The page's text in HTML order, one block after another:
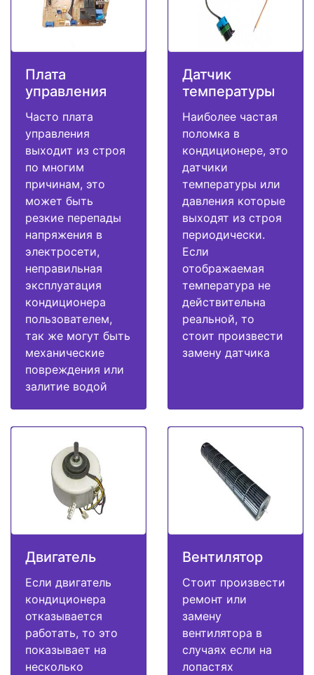
Плата
управления
Часто плата
управления
выходит из строя
по многим
причинам, это
может быть
резкие перепады
напряжения в
электросети,
неправильная
эксплуатация
кондиционера
пользователем,
так же могут быть
механические
повреждения или
залитие водой
Датчик
температуры
Наиболее частая
поломка в
кондиционере, это
датчики
температуры или
давления которые
выходят из строя
периодически.
Если
отображаемая
температура не
действительна
реальной, то
стоит произвести
замену датчика
Двигатель
Если двигатель
кондиционера
отказывается
работать, то это
показывает на
несколько
Вентилятор
Стоит произвести
ремонт или
замену
вентилятора в
случаях если на
лопастях